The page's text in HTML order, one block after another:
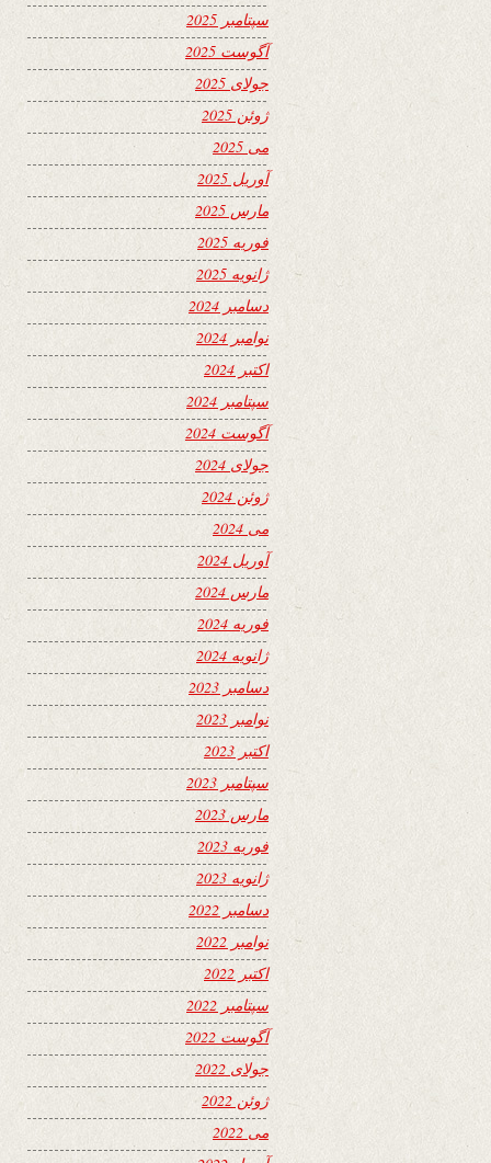
سپتامبر 2025
آگوست 2025
جولای 2025
ژوئن 2025
می 2025
آوریل 2025
مارس 2025
فوریه 2025
ژانویه 2025
دسامبر 2024
نوامبر 2024
اکتبر 2024
سپتامبر 2024
آگوست 2024
جولای 2024
ژوئن 2024
می 2024
آوریل 2024
مارس 2024
فوریه 2024
ژانویه 2024
دسامبر 2023
نوامبر 2023
اکتبر 2023
سپتامبر 2023
مارس 2023
فوریه 2023
ژانویه 2023
دسامبر 2022
نوامبر 2022
اکتبر 2022
سپتامبر 2022
آگوست 2022
جولای 2022
ژوئن 2022
می 2022